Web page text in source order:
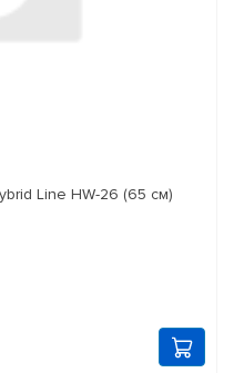
Line HW-26 (65 см)